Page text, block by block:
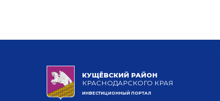
КУЩЁВСКИЙ РАЙОН
КРАСНОДАРСКОГО КРАЯ
ИНВЕСТИЦИОННЫЙ ПОРТАЛ